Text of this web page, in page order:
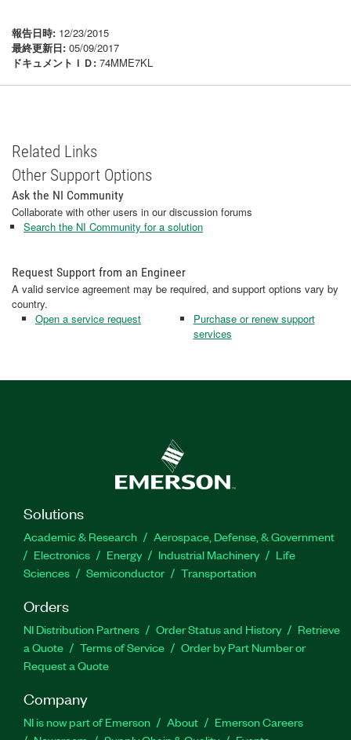
報告日時: 12/23/2015
最終更新日: 05/09/2017
ドキュメントＩＤ: 74MME7KL
Related Links
Other Support Options
Ask the NI Community
Collaborate with other users in our discussion forums
Search the NI Community for a solution
Request Support from an Engineer
A valid service agreement may be required, and support options vary by
country.
Open a service request
Purchase or renew support
services
Solutions
Academic & Research
Aerospace, Defense, & Government
Electronics
Energy Industrial Machinery
Life
Sciences
Semiconductor Transportation
Orders
NI Distribution Partners Order Status and History
Retrieve
a Quote
Terms of Service
Order by Part Number or
Request a Quote
Company
NI is now part of Emerson About
Emerson Careers